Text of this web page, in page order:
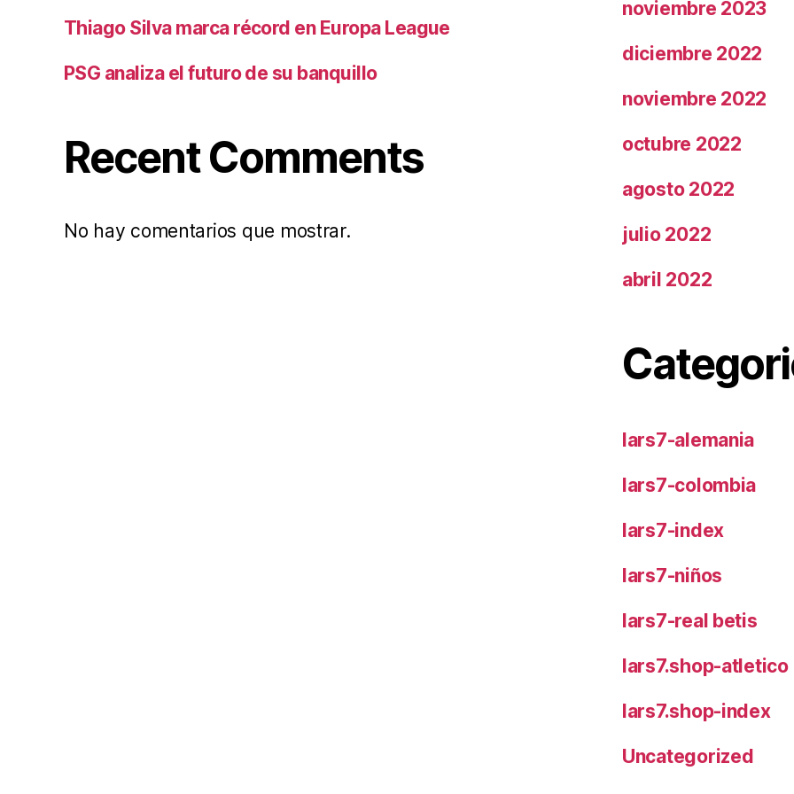
Thiago Silva marca récord en Europa League
PSG analiza el futuro de su banquillo
Recent Comments
No hay comentarios que mostrar.
noviembre 2023
diciembre 2022
noviembre 2022
octubre 2022
agosto 2022
julio 2022
abril 2022
lars7-alemania
lars7-colombia
lars7-index
lars7-niños
lars7-real betis
lars7.shop-
lars7.shop-index
Uncategorized